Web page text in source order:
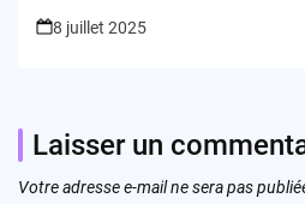
8 juillet 2025
Laisser un
Votre adresse e-mail ne sera pas